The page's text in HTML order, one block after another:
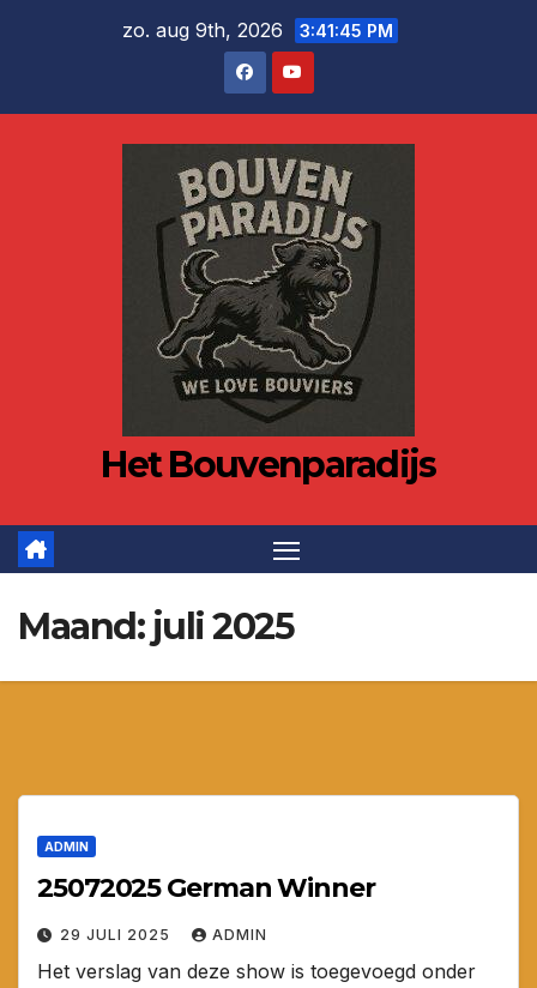
zo. aug 9th, 2026 3:41:45 PM
Het Bouvenparadijs
Maand: juli 2025
ADMIN
25072025 German Winner
29 JULI 2025 ADMIN
Het verslag van deze show is toegevoegd onder